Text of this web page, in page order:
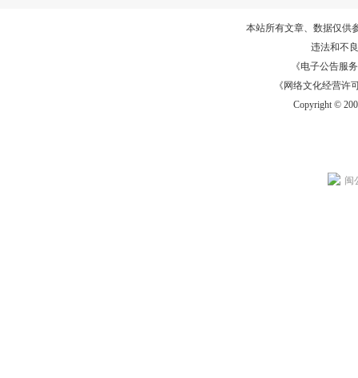
本站所有文章、数据仅供
违法和不
《电子公告服务
《网络文化经营许
Copyright ©
闽